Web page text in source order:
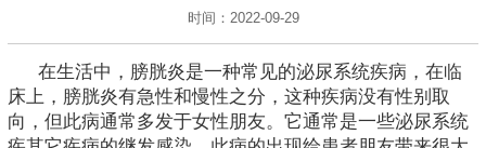
时间：2022-09-29
在生活中，膀胱炎是一种常见的泌尿系统疾病，在临
床上，膀胱炎有急性和慢性之分，这种疾病没有性别取
向，但此病通常多发于女性朋友。它通常是一些泌尿系统